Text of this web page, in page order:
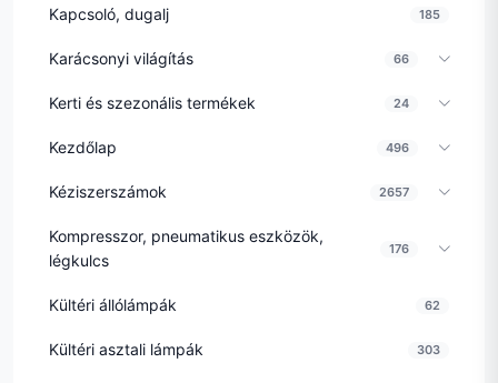
Kapcsoló, dugalj 185
Karácsonyi világítás 66
Kerti és szezonális termékek 24
Kezdőlap 496
Kéziszerszámok 2657
Kompresszor, pneumatikus eszközök,
légkulcs
176
Kültéri állólámpák 62
Kültéri asztali lámpák 303